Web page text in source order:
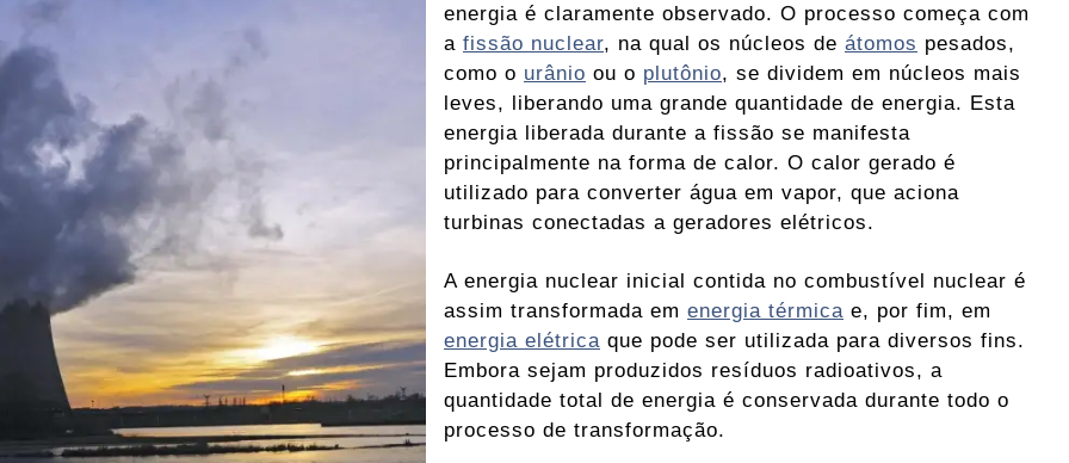
energia é claramente observado. O processo começa com
a fissão nuclear, na qual os núcleos de átomos pesados,
como o urânio ou o plutônio, se dividem em núcleos mais
leves, liberando uma grande quantidade de energia. Esta
energia liberada durante a fissão se manifesta
principalmente na forma de calor. O calor gerado é
utilizado para converter água em vapor, que aciona
turbinas conectadas a geradores elétricos.
A energia nuclear inicial contida no combustível nuclear é
assim transformada em energia térmica e, por fim, em
energia elétrica que pode ser utilizada para diversos fins.
Embora sejam produzidos resíduos radioativos, a
quantidade total de energia é conservada durante todo o
processo de transformação.